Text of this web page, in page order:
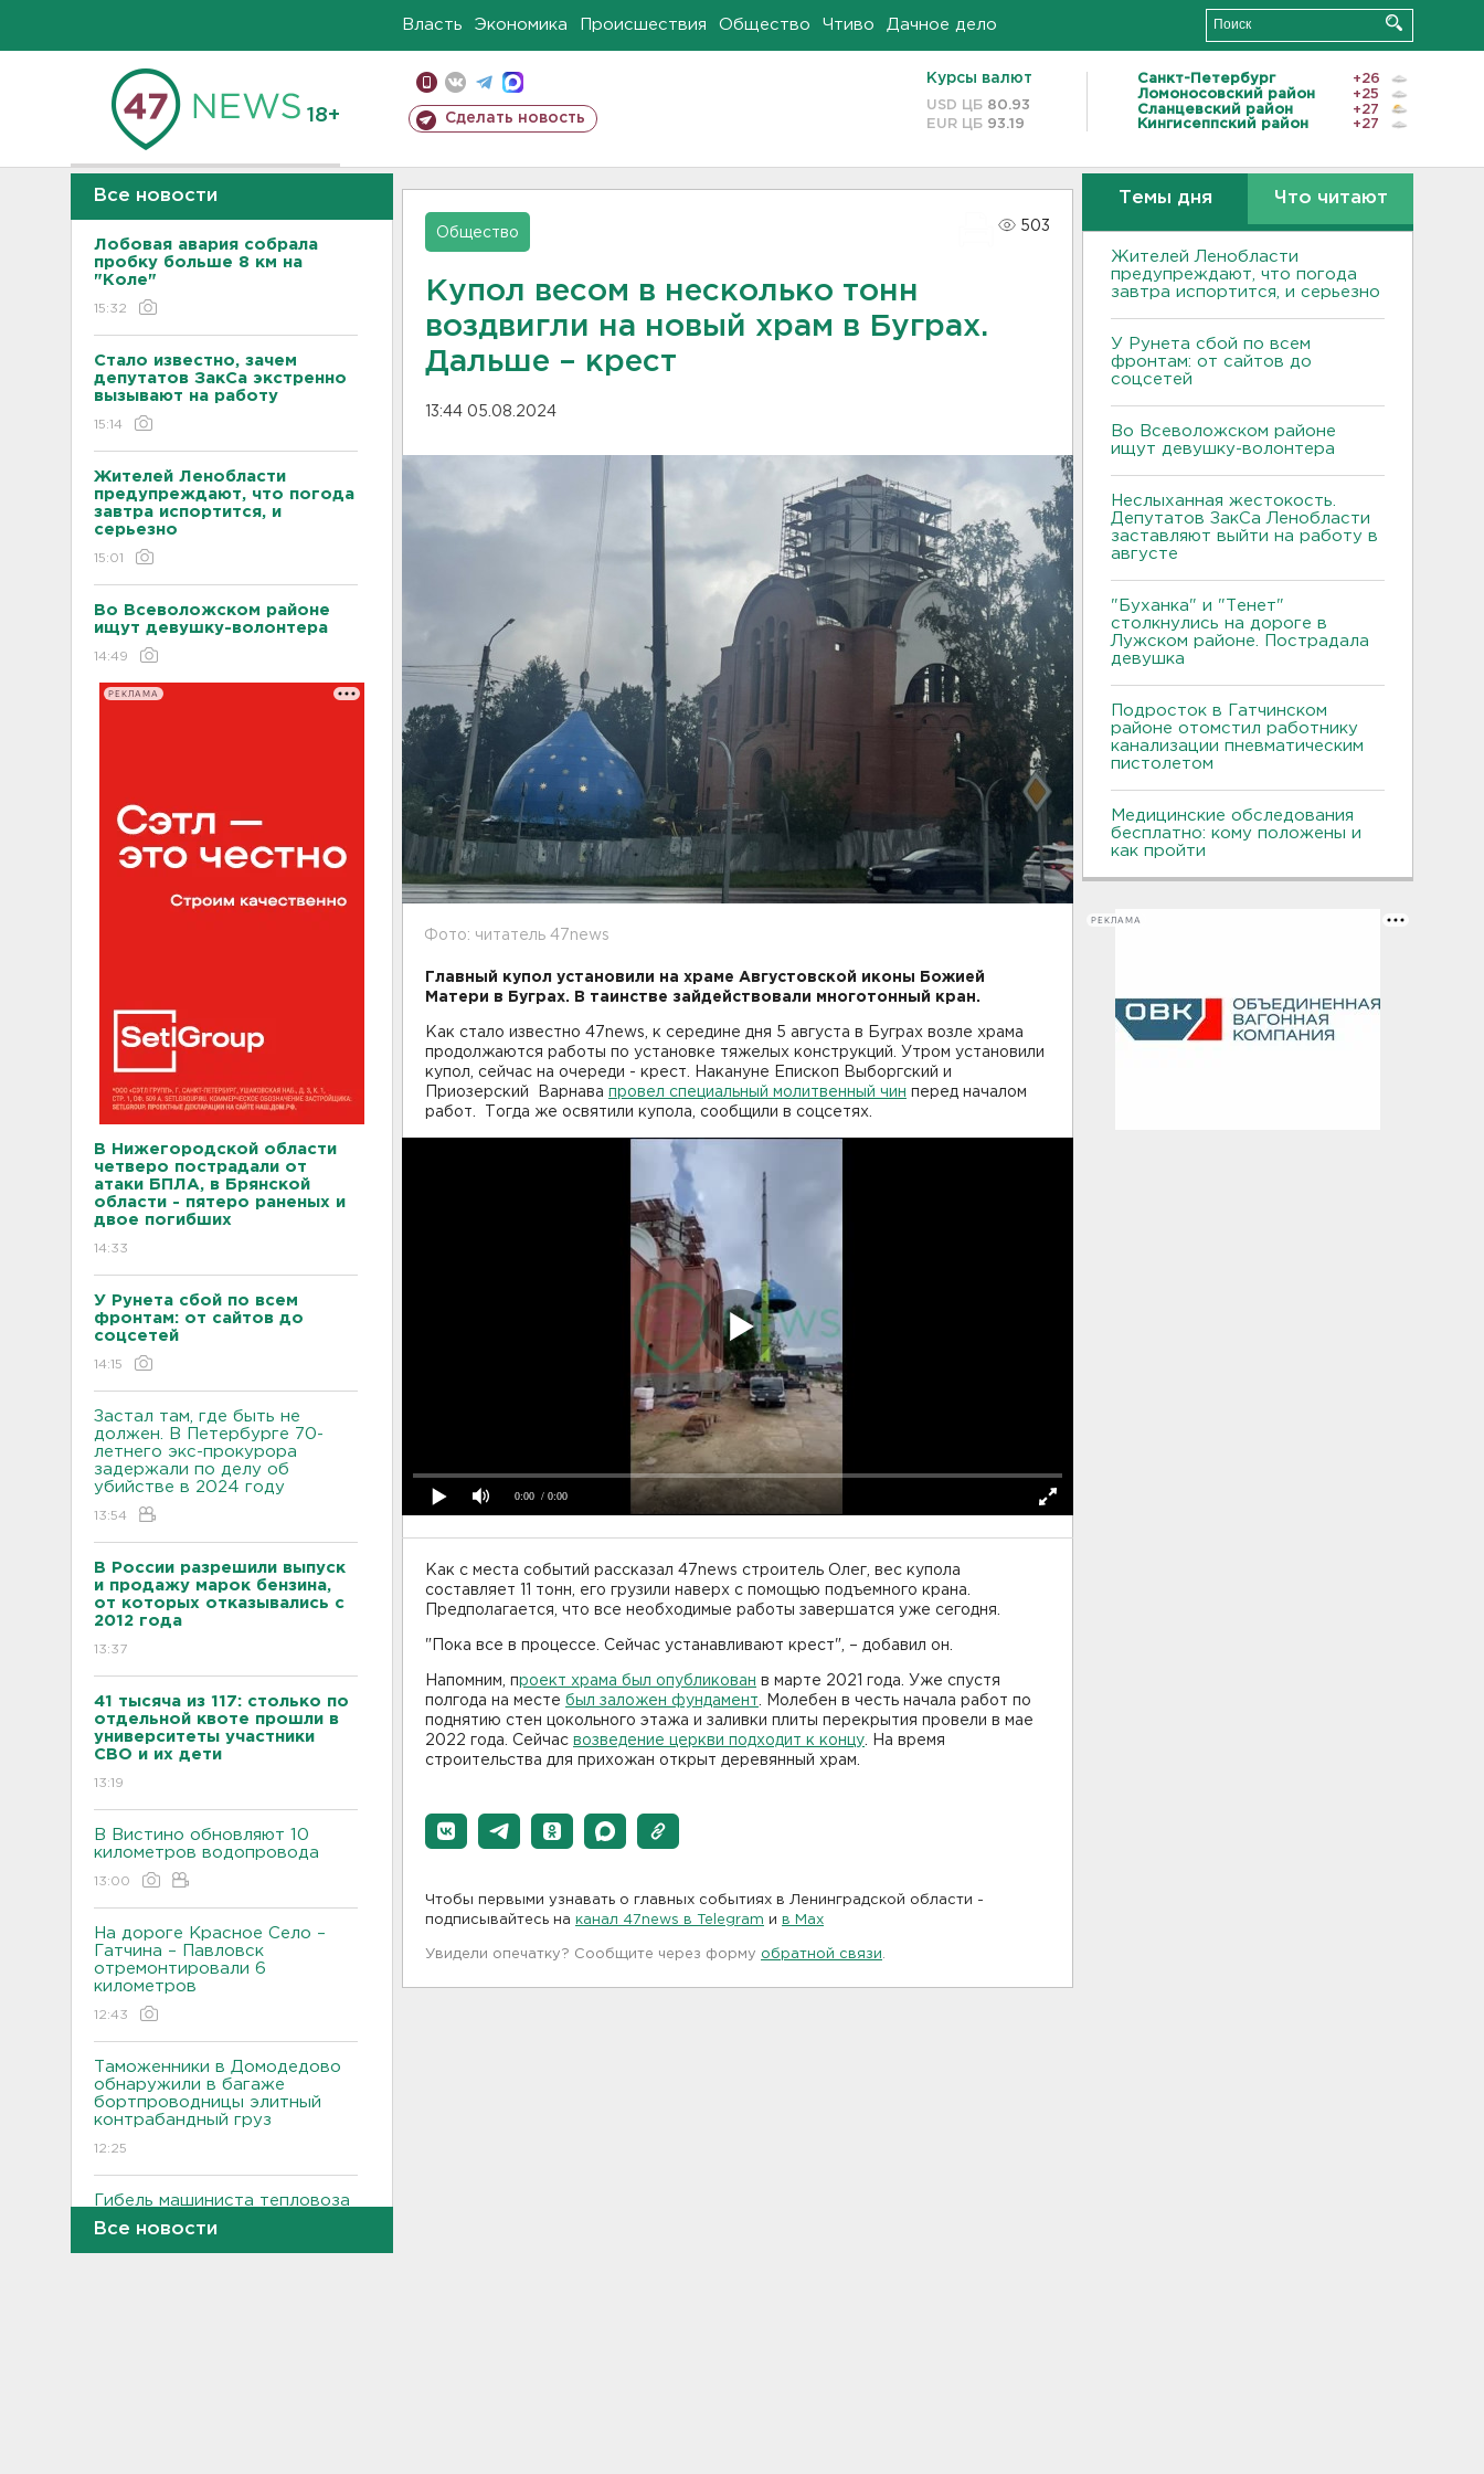
Власть Экономика Происшествия Общество Чтиво Дачное дело
18+ Сделать новость
Курсы валют
USD ЦБ 80.93
EUR ЦБ 93.19
Санкт-Петербург
+26
Ломоносовский район
+25
Сланцевский район
+27
Кингисеппский район
+27
Все новости
Лобовая авария собрала
пробку больше 8 км на
"Коле"
15:32
Стало известно, зачем
депутатов ЗакСа экстренно
вызывают на работу
15:14
Жителей Ленобласти
предупреждают, что погода
завтра испортится, и
серьезно
15:01
Во Всеволожском районе
ищут девушку-волонтера
14:49
РЕКЛАМА
В Нижегородской области
четверо пострадали от
атаки БПЛА, в Брянской
области - пятеро раненых и
двое погибших
14:33
У Рунета сбой по всем
фронтам: от сайтов до
соцсетей
14:15
Застал там, где быть не
должен. В Петербурге 70-
летнего экс-прокурора
задержали по делу об
убийстве в 2024 году
13:54
В России разрешили выпуск
и продажу марок бензина,
от которых отказывались с
2012 года
13:37
41 тысяча из 117: столько по
отдельной квоте прошли в
университеты участники
СВО и их дети
13:19
В Вистино обновляют 10
километров водопровода
13:00
На дороге Красное Село –
Гатчина – Павловск
отремонтировали 6
километров
12:43
Таможенники в Домодедово
обнаружили в багаже
бортпроводницы элитный
контрабандный груз
12:25
Гибель машиниста тепловоза
на перегоне в Семрино изучит
суд
Все новости
Общество
503
Купол весом в несколько тонн
воздвигли на новый храм в Буграх.
Дальше – крест
13:44 05.08.2024
Фото: читатель 47news
Главный купол установили на храме Августовской иконы Божией
Матери в Буграх. В таинстве зайдействовали многотонный кран.
Как стало известно 47news, к середине дня 5 августа в Буграх возле храма
продолжаются работы по установке тяжелых конструкций. Утром установили
купол, сейчас на очереди - крест. Накануне Епископ Выборгский и
Приозерский Варнава провел специальный молитвенный чин перед началом
работ. Тогда же освятили купола, сообщили в соцсетях.
0:00 / 0:00
Как с места событий рассказал 47news строитель Олег, вес купола
составляет 11 тонн, его грузили наверх с помощью подъемного крана.
Предполагается, что все необходимые работы завершатся уже сегодня.
"Пока все в процессе. Сейчас устанавливают крест", – добавил он.
Напомним, проект храма был опубликован в марте 2021 года. Уже спустя
полгода на месте был заложен фундамент . Молебен в честь начала работ по
поднятию стен цокольного этажа и заливки плиты перекрытия провели в мае
2022 года. Сейчас возведение церкви подходит к концу . На время
строительства для прихожан открыт деревянный храм.
Чтобы первыми узнавать о главных событиях в Ленинградской области -
подписывайтесь на канал 47news в Telegram и в Maх
Увидели опечатку? Сообщите через форму обратной связи
Темы дня Что читают
Жителей Ленобласти
предупреждают, что погода
завтра испортится, и серьезно
У Рунета сбой по всем
фронтам: от сайтов до
соцсетей
Во Всеволожском районе
ищут девушку-волонтера
Неслыханная жестокость.
Депутатов ЗакСа Ленобласти
заставляют выйти на работу в
августе
"Буханка" и "Тенет"
столкнулись на дороге в
Лужском районе. Пострадала
девушка
Подросток в Гатчинском
районе отомстил работнику
канализации пневматическим
пистолетом
Медицинские обследования
бесплатно: кому положены и
как пройти
РЕКЛАМА